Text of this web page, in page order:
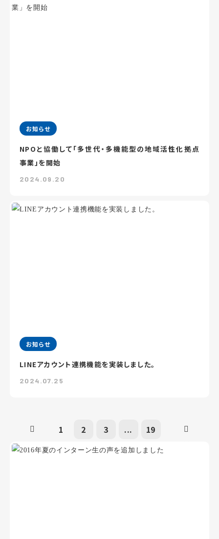
お知らせ
NPOと協働して「多世代・多機能型の地域活性化拠点
事業」を開始
2024.09.20
お知らせ
LINEアカウント連携機能を実装しました。
2024.07.25
1 2 3 ... 19